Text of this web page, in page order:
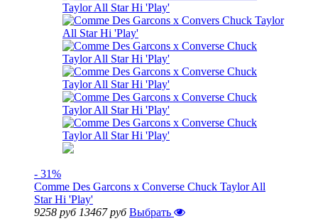
- 31%
Comme Des Garcons x Converse Chuck Taylor All
Star Hi 'Play'
9258 руб 13467 руб Выбрать